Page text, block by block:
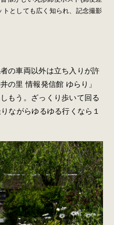
としても広く知られ、記念撮影
の車両以外は立ち入りが許
の里 情報発信館 ゆらり」
もう。ざっくり歩いて回る
ながらゆるゆる行くなら１